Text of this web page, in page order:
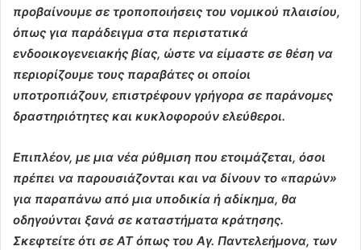
προβαίνουμε σε τροποποιήσεις του νομικού πλαισίου,
όπως για παράδειγμα στα περιστατικά
ενδοοικογενειακής βίας, ώστε να είμαστε σε θέση να
περιορίζουμε τους παραβάτες οι οποίοι
υποτροπιάζουν, επιστρέφουν γρήγορα σε παράνομες
δραστηριότητες και κυκλοφορούν ελεύθεροι.
Επιπλέον, με μια νέα ρύθμιση που ετοιμάζεται, όσοι
πρέπει να παρουσιάζονται και να δίνουν το «παρών»
για παραπάνω από μια υποδικία ή αδίκημα, θα
οδηγούνται ξανά σε καταστήματα κράτησης.
Σκεφτείτε ότι σε ΑΤ όπως του Αγ. Παντελεήμονα, των